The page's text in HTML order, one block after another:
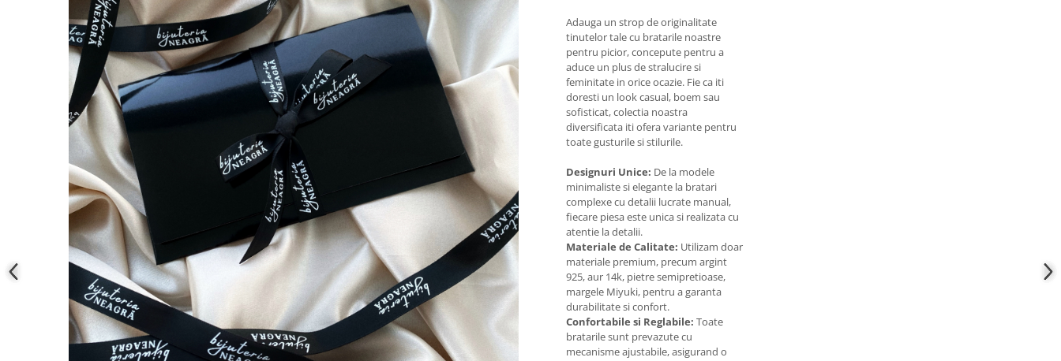
Brățări elastice cu pietre
semiprețioase
BRĂȚĂRI DE PICIOR
Brățări de picior din Aur
Brățări de picior din Argint
Coliere cu mărgele colorate și
Coliere cu pietre semiprețioase
Adauga un strop de originalitate
tinutelor tale cu bratarile noastre
pentru picior, concepute pentru a
aduce un plus de stralucire si
feminitate in orice ocazie. Fie ca iti
doresti un look casual, boem sau
sofisticat, colectia noastra
diversificata iti ofera variante pentru
toate gusturile si stilurile.
Designuri Unice: De la modele
minimaliste si elegante la bratari
complexe cu detalii lucrate manual,
fiecare piesa este unica si realizata cu
atentie la detalii.
Materiale de Calitate: Utilizam doar
materiale premium, precum argint
925, aur 14k, pietre semipretioase,
margele Miyuki, pentru a garanta
durabilitate si confort.
Confortabile si Reglabile: Toate
bratarile sunt prevazute cu
mecanisme ajustabile, asigurand o